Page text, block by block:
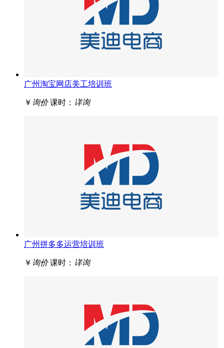
广州淘宝网店美工培训班
￥ 询价 课时： 详询
广州拼多多运营培训班
￥ 询价 课时： 详询